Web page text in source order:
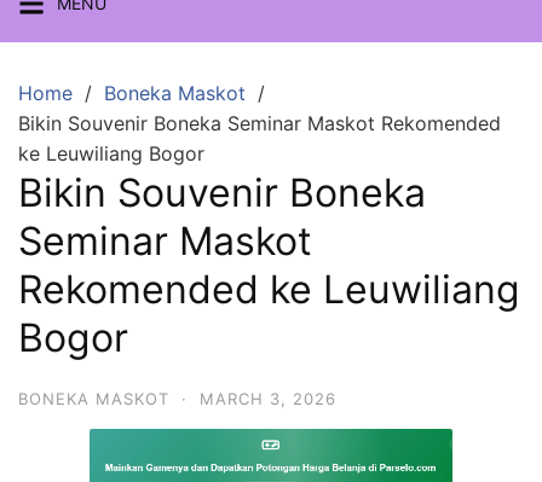
Home
Boneka Maskot
Bikin Souvenir Boneka Seminar Maskot Rekomended
ke Leuwiliang Bogor
Bikin Souvenir Boneka
Seminar Maskot
Rekomended ke Leuwiliang
Bogor
BONEKA MASKOT · MARCH 3, 2026